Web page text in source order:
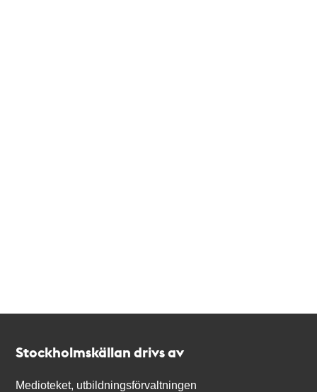
Stockholmskällan drivs av
Medioteket, utbildningsförvaltningen